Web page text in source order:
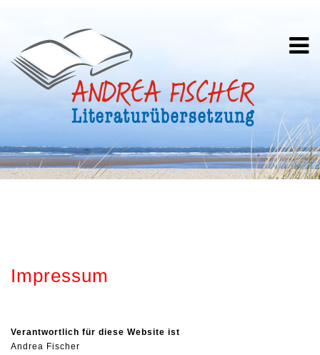
Impressum
Verantwortlich für diese Website ist
Andrea Fischer